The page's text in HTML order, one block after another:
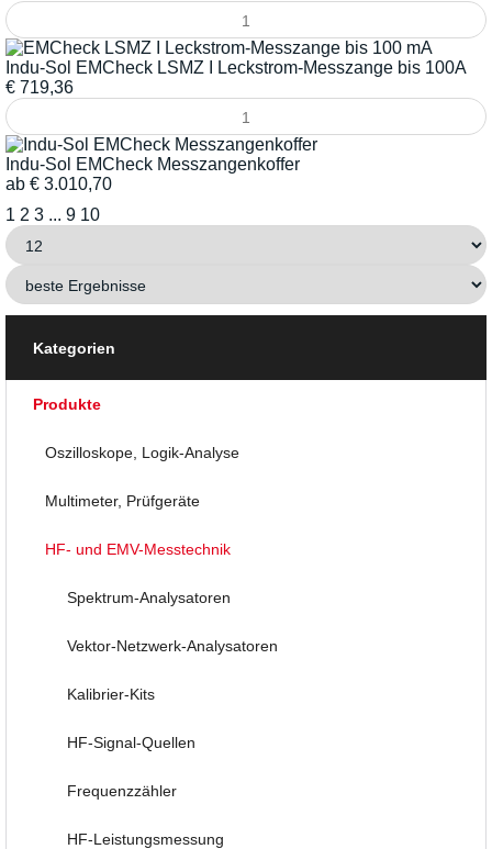
Indu-Sol EMCheck LSMZ I Leckstrom-Messzange bis 100A
€ 719,36
Indu-Sol EMCheck Messzangenkoffer
ab € 3.010,70
1 2 3 ... 9 10
Kategorien
Produkte
Oszilloskope, Logik-Analyse
Multimeter, Prüfgeräte
HF- und EMV-Messtechnik
Spektrum-Analysatoren
Vektor-Netzwerk-Analysatoren
Kalibrier-Kits
HF-Signal-Quellen
Frequenzzähler
HF-Leistungsmessung